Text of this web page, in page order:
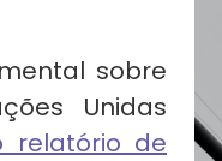
sobre
Unidas
relatório de